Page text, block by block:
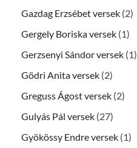
Gazdag Erzsébet versek (2)
Gergely Boriska versek (1)
Gerzsenyi Sándor versek (1)
Gödri Anita versek (2)
Greguss Ágost versek (2)
Gulyás Pál versek (27)
Gyökössy Endre versek (1)